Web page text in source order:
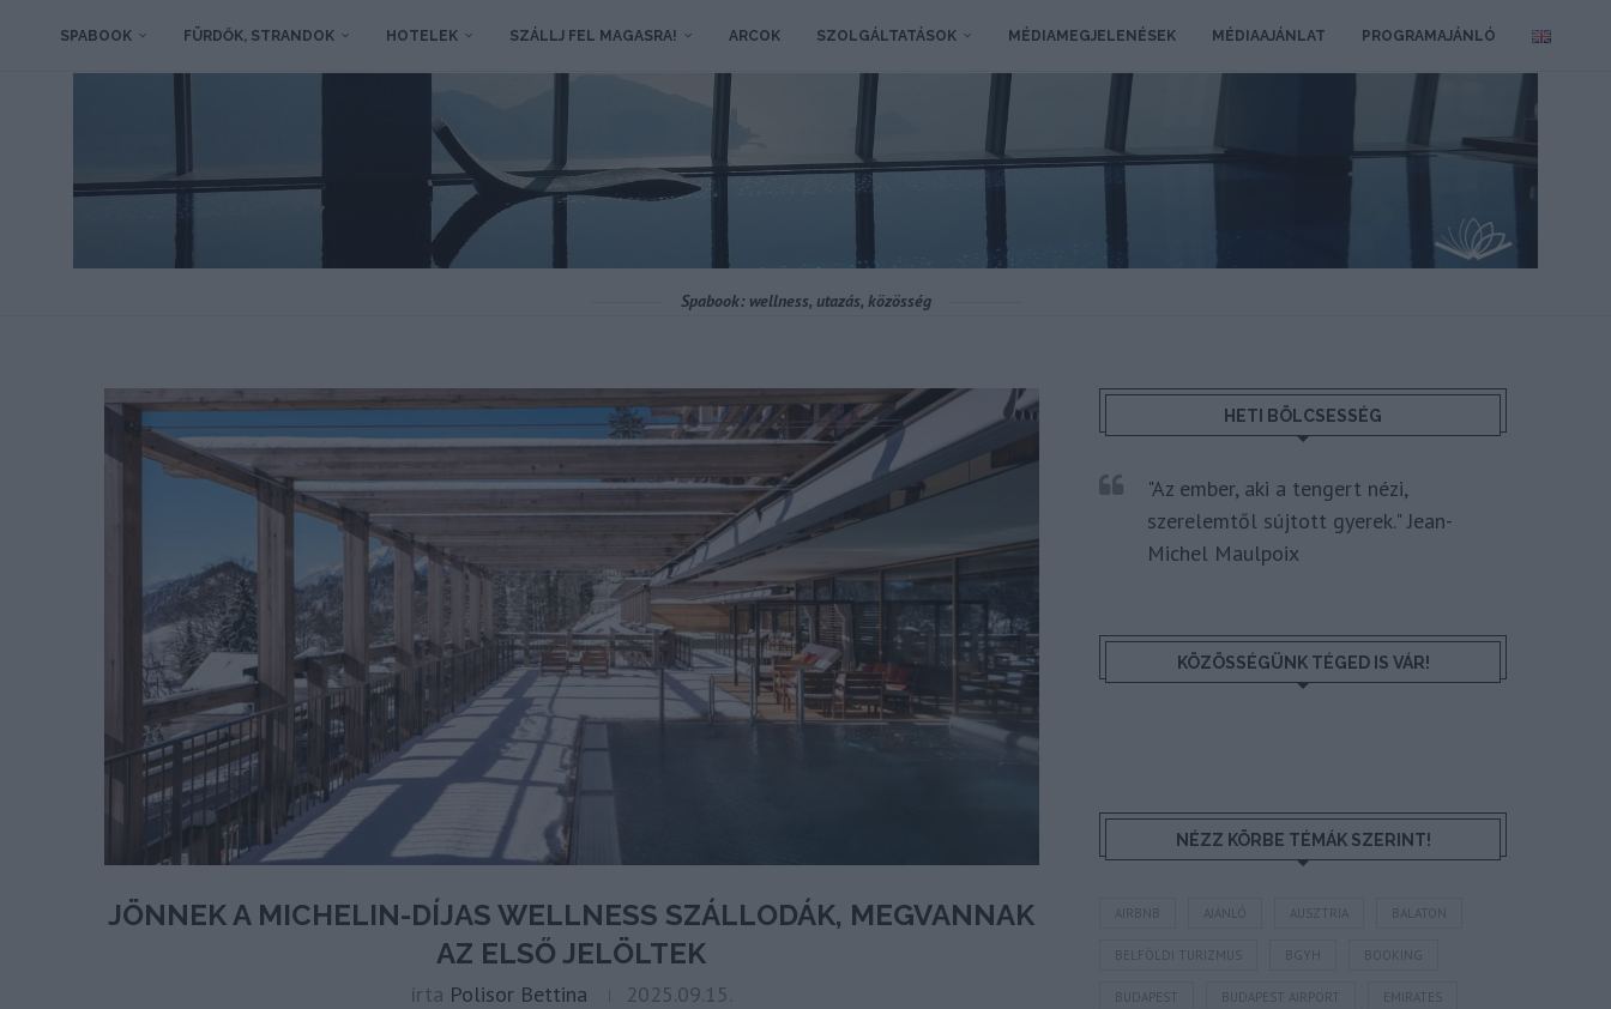
SPABOOK FÜRDŐK, STRANDOK HOTELEK SZÁLLJ FEL MAGASRA! ARCOK SZOLGÁLTATÁSOK MÉDIAMEGJELENÉSEK MÉDIAAJÁNLAT PROGRAMAJÁNLÓ
Spabook: wellness, utazás, közösség
JÖNNEK A MICHELIN-DÍJAS WELLNESS SZÁLLODÁK, MEGVANNAK
AZ ELSŐ JELÖLTEK
írta Polisor Bettina 2025.09.15.
HETI BÖLCSESSÉG
"Az ember, aki a tengert nézi,
szerelemtől sújtott gyerek." Jean-
Michel Maulpoix
KÖZÖSSÉGÜNK TÉGED IS VÁR!
NÉZZ KÖRBE TÉMÁK SZERINT!
AIRBNB AJÁNLÓ AUSZTRIA BALATON
BELFÖLDI TURIZMUS BGYH BOOKING
BUDAPEST BUDAPEST AIRPORT EMIRATES